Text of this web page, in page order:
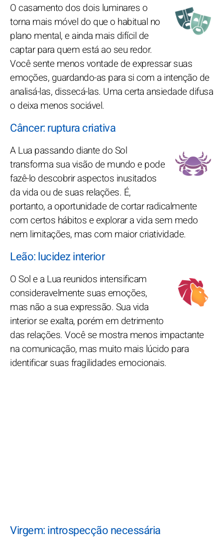
O casamento dos dois luminares o
torna mais móvel do que o habitual no
plano mental, e ainda mais difícil de
captar para quem está ao seu redor.
Você sente menos vontade de expressar suas
emoções, guardando-as para si com a intenção de
analisá-las, dissecá-las. Uma certa ansiedade difusa
o deixa menos sociável.
Câncer: ruptura criativa
A Lua passando diante do Sol
transforma sua visão de mundo e pode
fazê-lo descobrir aspectos inusitados
da vida ou de suas relações. É,
portanto, a oportunidade de cortar radicalmente
com certos hábitos e explorar a vida sem medo
nem limitações, mas com maior criatividade.
Leão: lucidez interior
O Sol e a Lua reunidos intensificam
consideravelmente suas emoções,
mas não a sua expressão. Sua vida
interior se exalta, porém em detrimento
das relações. Você se mostra menos impactante
na comunicação, mas muito mais lúcido para
identificar suas fragilidades emocionais.
Virgem: introspecção necessária